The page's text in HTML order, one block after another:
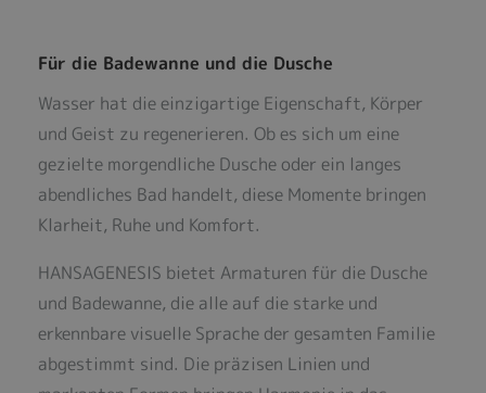
Für die Badewanne und die Dusche
Wasser hat die einzigartige Eigenschaft, Körper
und Geist zu regenerieren. Ob es sich um eine
gezielte morgendliche Dusche oder ein langes
abendliches Bad handelt, diese Momente bringen
Klarheit, Ruhe und Komfort.
HANSAGENESIS bietet Armaturen für die Dusche
und Badewanne, die alle auf die starke und
erkennbare visuelle Sprache der gesamten Familie
abgestimmt sind. Die präzisen Linien und